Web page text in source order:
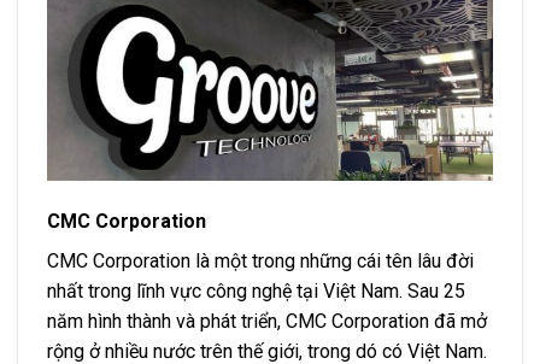
CMC Corporation
CMC Corporation là một trong những cái tên lâu đời
nhất trong lĩnh vực công nghệ tại Việt Nam. Sau 25
năm hình thành và phát triển, CMC Corporation đã mở
rộng ở nhiều nước trên thế giới, trong dó có Việt Nam.